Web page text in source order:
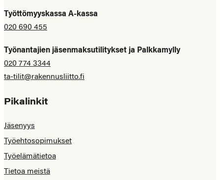
Työttömyyskassa A-kassa
020 690 455
Työnantajien jäsenmaksutilitykset ja Palkkamylly
020 774 3344
ta-tilit@rakennusliitto.fi
Pikalinkit
Jäsenyys
Työehtosopimukset
Työelämätietoa
Tietoa meistä